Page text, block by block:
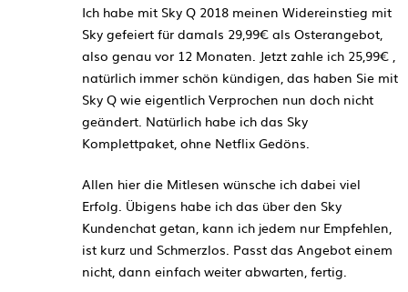
Ich habe mit Sky Q 2018 meinen Widereinstieg mit
Sky gefeiert für damals 29,99€ als Osterangebot,
also genau vor 12 Monaten. Jetzt zahle ich 25,99€ ,
natürlich immer schön kündigen, das haben Sie mit
Sky Q wie eigentlich Verprochen nun doch nicht
geändert. Natürlich habe ich das Sky
Komplettpaket, ohne Netflix Gedöns.
Allen hier die Mitlesen wünsche ich dabei viel
Erfolg. Übigens habe ich das über den Sky
Kundenchat getan, kann ich jedem nur Empfehlen,
ist kurz und Schmerzlos. Passt das Angebot einem
nicht, dann einfach weiter abwarten, fertig.